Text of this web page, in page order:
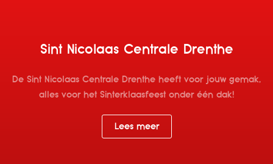
Sint Nicolaas Centrale Drenthe
De Sint Nicolaas Centrale Drenthe heeft voor jouw gemak,
alles voor het Sinterklaasfeest onder één dak!
Lees meer